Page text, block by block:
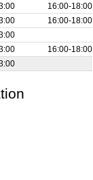
16:00‑18:00
16:00‑18:00
16:00‑18:00